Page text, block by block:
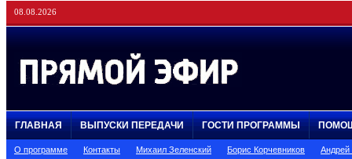
08.08.2026
ГЛАВНАЯ ВЫПУСКИ ПЕРЕДАЧИ ГОСТИ ПРОГРАММЫ
О программе Контакты Михаил Зеленский Борис Корчевников